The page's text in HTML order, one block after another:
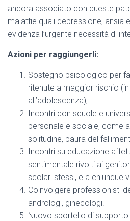
ancora associato con queste
malattie quali depressione, ansia
evidenza l’urgente necessità di
Azioni per raggiungerli:
Sostegno psicologico per
ritenute a maggior rischio
all’adolescenza);
Incontri con scuole e
personale e sociale, come
solitudine, paura del
Incontri su educazione
sentimentale rivolti ai
scolari stessi, e a chiunque
Coinvolgere professionisti
andrologi, ginecologi.
Nuovo sportello di